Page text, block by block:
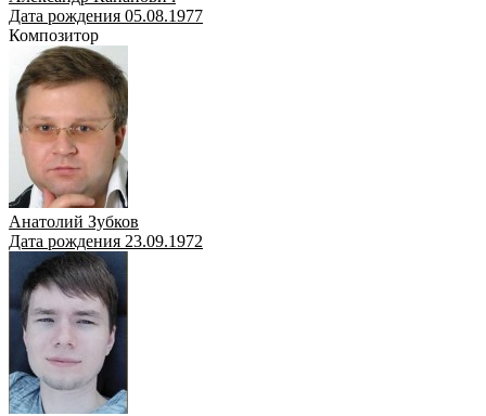
Дата рождения 05.08.1977
Композитор
Анатолий Зубков
Дата рождения 23.09.1972